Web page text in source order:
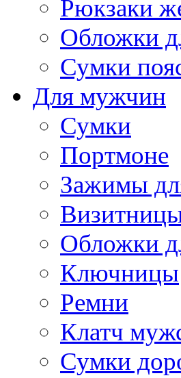
Рюкзаки
Обложки
Сумки
Для мужчин
Сумки
Портмоне
Зажимы
Обложки
Ключницы
Ремни
Клатч
Сумки